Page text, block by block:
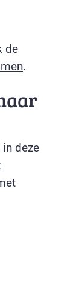
de
.
deze